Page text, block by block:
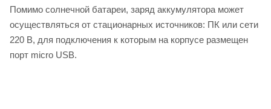
Помимо солнечной батареи, заряд аккумулятора может
осуществляться от стационарных источников: ПК или сети
220 В, для подключения к которым на корпусе размещен
порт micro USB.